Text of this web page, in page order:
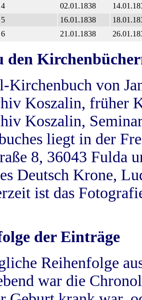
4 02.01.1838
5 16.01.1838
6 21.01.1838
den
Kirchenbuch von
Koszalin, früher
Koszalin,
liegt in der
8, 36043 Fulda
Deutsch Krone,
ist das
der Einträge
Reihenfolge
war die